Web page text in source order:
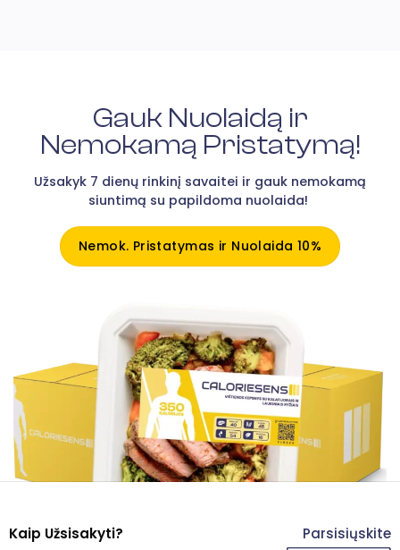
Gauk Nuolaidą ir
Nemokamą Pristatymą!
Užsakyk 7 dienų rinkinį savaitei ir gauk nemokamą
siuntimą su papildoma nuolaida!
Nemok. Pristatymas ir Nuolaida 10%
Kaip Užsisakyti? Parsisiųskite